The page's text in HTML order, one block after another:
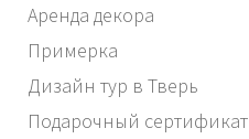
Аренда декора
Примерка
Дизайн тур в Тверь
Подарочный сертификат